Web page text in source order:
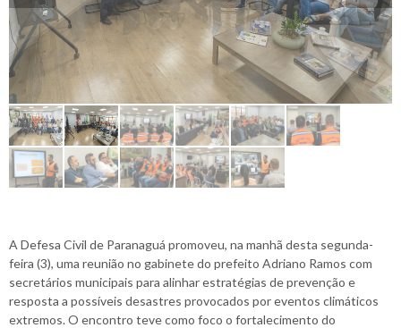
A Defesa Civil de Paranaguá promoveu, na manhã desta segunda-
feira (3), uma reunião no gabinete do prefeito Adriano Ramos com
secretários municipais para alinhar estratégias de prevenção e
resposta a possíveis desastres provocados por eventos climáticos
extremos. O encontro teve como foco o fortalecimento do